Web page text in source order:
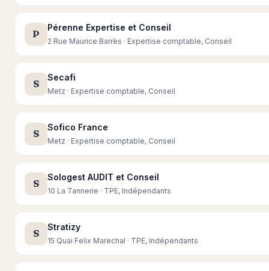
P
Pérenne Expertise et Conseil
2 Rue Maurice Barrès · Expertise comptable, Conseil
S
Secafi
Metz · Expertise comptable, Conseil
S
Sofico France
Metz · Expertise comptable, Conseil
S
Sologest AUDIT et Conseil
10 La Tannerie · TPE, Indépendants
S
Stratizy
15 Quai Felix Marechal · TPE, Indépendants